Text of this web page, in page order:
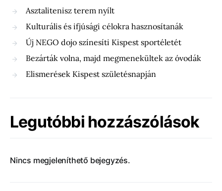
Asztalitenisz terem nyílt
Kulturális és ifjúsági célokra hasznosítanák
Új NEGO dojo színesíti Kispest sportéletét
Bezárták volna, majd megmenekültek az óvodák
Elismerések Kispest születésnapján
Legutóbbi hozzászólások
Nincs megjeleníthető bejegyzés.